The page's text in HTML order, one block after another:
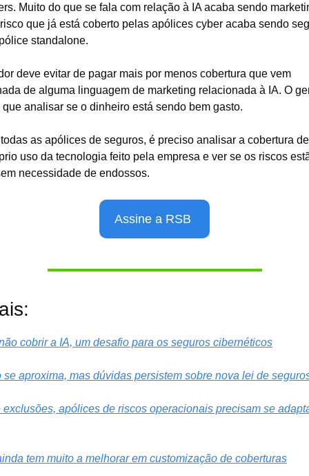
Muito do que se fala com relação à IA acaba sendo
que já está coberto pelas apólices cyber acaba sendo
standalone.
deve evitar de pagar mais por menos cobertura que vem
de alguma linguagem de marketing relacionada à IA. O
que analisar se o dinheiro está sendo bem gasto.
as apólices de seguros, é preciso analisar a cobertura
uso da tecnologia feito pela empresa e ver se os riscos
necessidade de endossos.
Assine a RSB
cobrir a IA, um desafio para os seguros cibernéticos
se aproxima, mas dúvidas persistem sobre nova lei de
exclusões, apólices de riscos operacionais precisam se
tem muito a melhorar em customização de coberturas